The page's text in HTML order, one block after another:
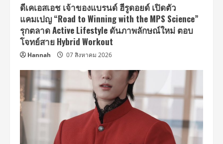
ดีเคเอสเอช เจ้าของแบรนด์ ฮีรูดอยด์ เปิดตัว
แคมเปญ “Road to Winning with the MPS Science”
รุกตลาด Active Lifestyle ดันภาพลักษณ์ใหม่ ตอบ
โจทย์สาย Hybrid Workout
Hannah 07 สิงหาคม 2026